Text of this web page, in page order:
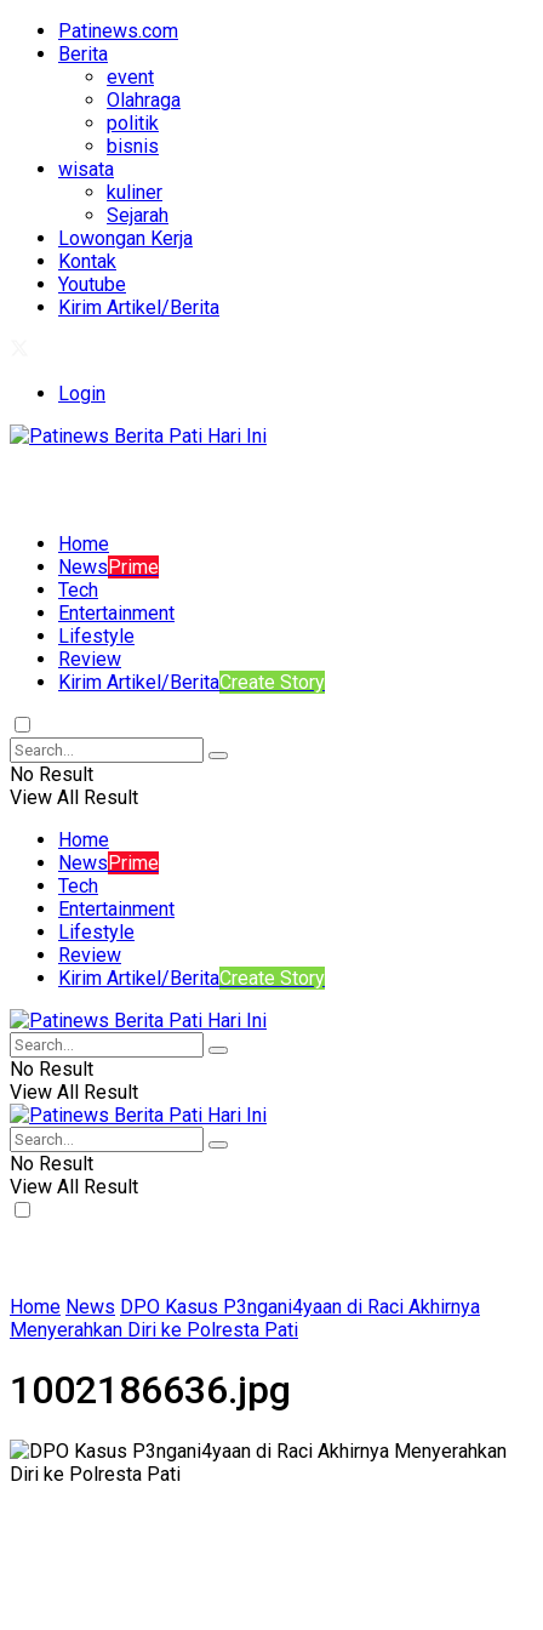
Patinews.com
Berita
event
Olahraga
politik
bisnis
wisata
kuliner
Sejarah
Lowongan Kerja
Kontak
Youtube
Kirim Artikel/Berita
Login
Home
NewsPrime
Tech
Entertainment
Lifestyle
Review
Kirim Artikel/BeritaCreate Story
No Result
View All Result
Home
NewsPrime
Tech
Entertainment
Lifestyle
Review
Kirim Artikel/BeritaCreate Story
No Result
View All Result
No Result
View All Result
Home News DPO Kasus P3ngani4yaan di Raci Akhirnya
Menyerahkan Diri ke Polresta Pati
1002186636.jpg